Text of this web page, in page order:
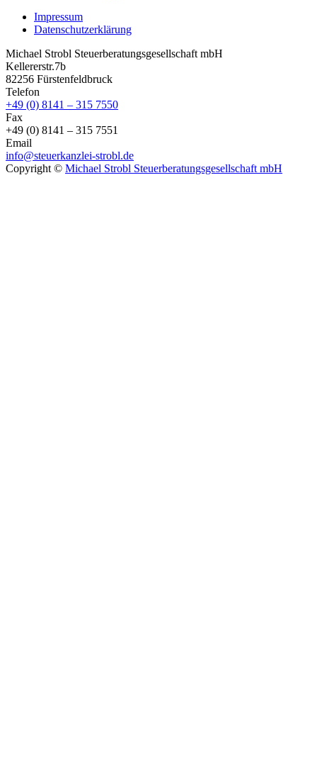
Impressum
Datenschutzerklärung
Michael Strobl Steuerberatungsgesellschaft mbH
Kellererstr.7b
82256 Fürstenfeldbruck
Telefon
+49 (0) 8141 – 315 7550
Fax
+49 (0) 8141 – 315 7551
Email
info@steuerkanzlei-strobl.de
Copyright © Michael Strobl Steuerberatungsgesellschaft mbH